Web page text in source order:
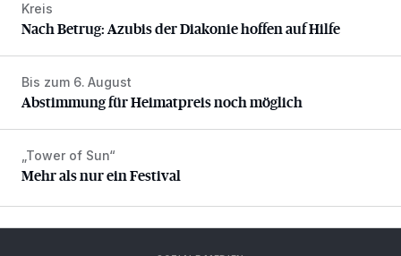
Nach Betrug: Azubis der Diakonie hoffen auf Hilfe
Kreis
Nach Betrug: Azubis der Diakonie hoffen auf Hilfe
Abstimmung für Heimatpreis noch möglich
Bis zum 6. August
Abstimmung für Heimatpreis noch möglich
Mehr als nur ein Festival
„Tower of Sun“
Mehr als nur ein Festival